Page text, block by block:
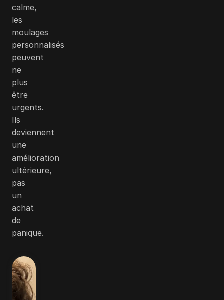
calme,
les
moulages
personnalisés
peuvent
ne
plus
être
urgents.
Ils
deviennent
une
amélioration
ultérieure,
pas
un
achat
de
panique.